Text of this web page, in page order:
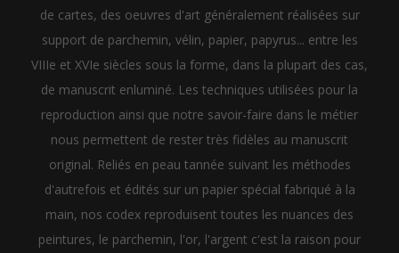
de cartes, des oeuvres d'art généralement réalisées sur
support de parchemin, vélin, papier, papyrus... entre les
VIIIe et XVIe siècles sous la forme, dans la plupart des cas,
de manuscrit enluminé. Les techniques utilisées pour la
reproduction ainsi que notre savoir-faire dans le métier
nous permettent de rester très fidèles au manuscrit
original. Reliés en peau tannée suivant les méthodes
d'autrefois et édités sur un papier spécial fabriqué à la
main, nos codex reproduisent toutes les nuances des
peintures, le parchemin, l'or, l'argent c'est la raison pour